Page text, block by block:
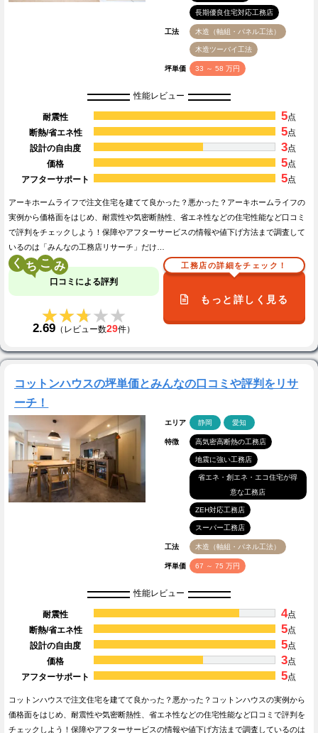
長期優良住宅対応工務店
工法 木造（軸組・パネル工法）
木造ツーバイ工法
坪単価 33 ～ 58 万円
性能レビュー
耐震性 5点
断熱/省エネ性
5点
設計の自由度
3点
価格
5点
アフターサポート
5点
アーキホームライフで注文住宅を建てて良かった？悪かった？アーキホームライフの
実例から価格面をはじめ、耐震性や気密断熱性、省エネ性などの住宅性能など口コミ
で評判をチェックしよう！保障やアフターサービスの情報や値下げ方法まで調査して
いるのは「みんなの工務店リサーチ」だけ…
く こ
口コミによる評判
★★★★★
★★★★★
2.69 （レビュー数29件）
工務店の詳細をチェック！
もっと詳しく見る
コットンハウスの坪単価とみんなの口コミや評判をリサ
ーチ！
エリア 静岡 愛知
特徴 高気密高断熱の工務店
地震に強い工務店
省エネ・創エネ・エコ住宅が得
意な工務店
ZEH対応工務店
スーパー工務店
工法 木造（軸組・パネル工法）
坪単価 67 ～ 75 万円
性能レビュー
耐震性 4点
断熱/省エネ性
5点
設計の自由度
5点
価格
3点
アフターサポート
5点
コットンハウスで注文住宅を建てて良かった？悪かった？コットンハウスの実例から
価格面をはじめ、耐震性や気密断熱性、省エネ性などの住宅性能など口コミで評判を
チェックしよう！保障やアフターサービスの情報や値下げ方法まで調査しているのは